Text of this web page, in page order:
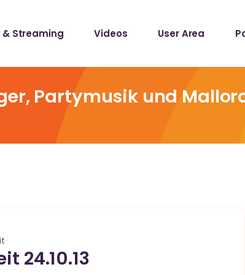
& Streaming Videos User Area
Partymusik und
24.10.13